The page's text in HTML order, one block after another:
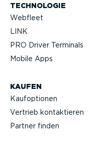
TECHNOLOGIE
Webfleet
LINK
PRO Driver Terminals
Mobile Apps
KAUFEN
Kaufop­tionen
Vertrieb kontak­tieren
Partner finden